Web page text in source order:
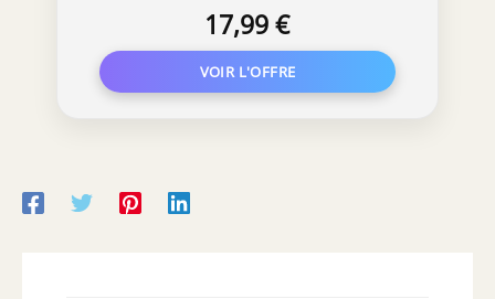
Kit,Ensemble Cadeau D'accessoires
pour Le Vin avec Coffret,Cadeaux et
Amateurs de Vins
17,99 €